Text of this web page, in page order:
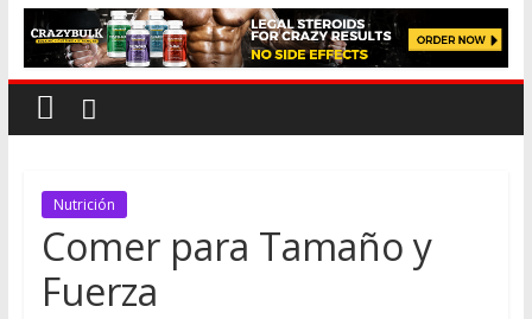
Nutrición
Comer para Tamaño y
Fuerza